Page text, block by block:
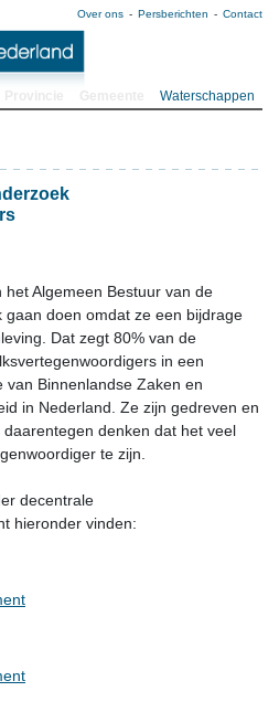
Over ons Persberichten Contact
Waterschappen
Algemeen Bestuur van de
gaan doen omdat ze een bijdrage
Dat zegt 80% van de
in een
Binnenlandse Zaken en
in Nederland. Ze zijn gedreven en
denken dat het veel
te zijn.
decentrale
hieronder vinden: